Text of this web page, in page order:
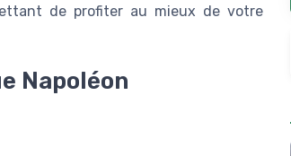
de profiter au mieux de votre
Napoléon